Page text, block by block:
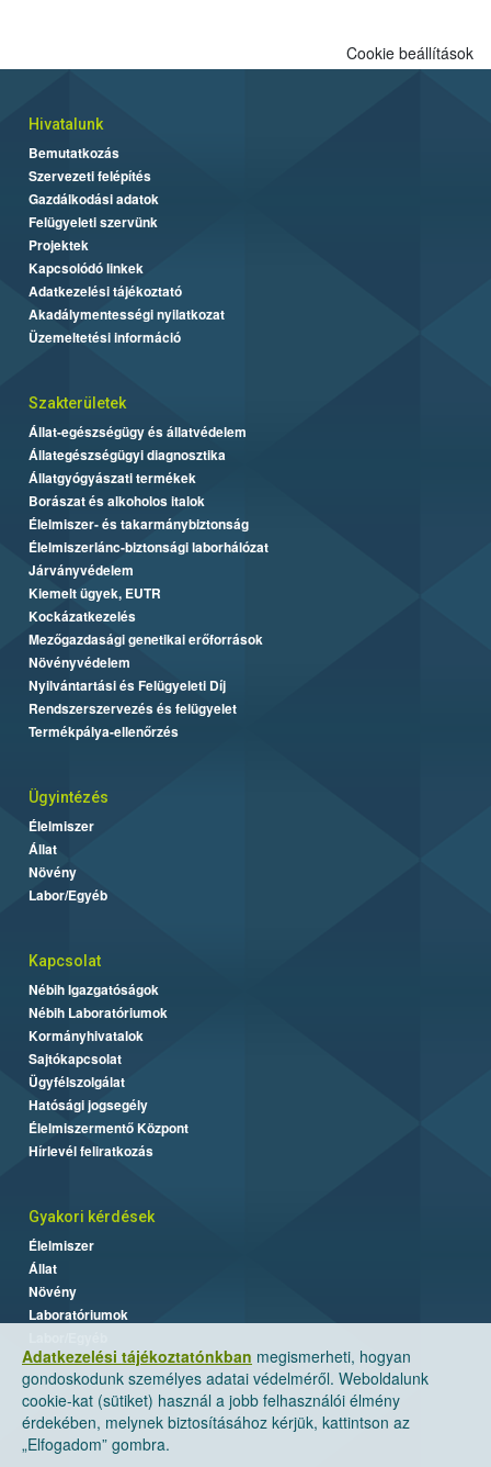
Adatkezelési tájékoztatónkban megismerheti, hogyan
gondoskodunk személyes adatai védelméről. Weboldalunk
cookie-kat (sütiket) használ a jobb felhasználói élmény
érdekében, melynek biztosításához kérjük, kattintson az
„Elfogadom” gombra.
Cookie beállítások
Hivatalunk
Bemutatkozás
Szervezeti felépítés
Gazdálkodási adatok
Felügyeleti szervünk
Projektek
Kapcsolódó linkek
Adatkezelési tájékoztató
Akadálymentességi nyilatkozat
Üzemeltetési információ
Szakterületek
Állat-egészségügy és állatvédelem
Állategészségügyi diagnosztika
Állatgyógyászati termékek
Borászat és alkoholos italok
Élelmiszer- és takarmánybiztonság
Élelmiszerlánc-biztonsági laborhálózat
Járványvédelem
Kiemelt ügyek, EUTR
Kockázatkezelés
Mezőgazdasági genetikai erőforrások
Növényvédelem
Nyilvántartási és Felügyeleti Díj
Rendszerszervezés és felügyelet
Termékpálya-ellenőrzés
Ügyintézés
Élelmiszer
Állat
Növény
Labor/Egyéb
Kapcsolat
Nébih Igazgatóságok
Nébih Laboratóriumok
Kormányhivatalok
Sajtókapcsolat
Ügyfélszolgálat
Hatósági jogsegély
Élelmiszermentő Központ
Hírlevél feliratkozás
Gyakori kérdések
Élelmiszer
Állat
Növény
Laboratóriumok